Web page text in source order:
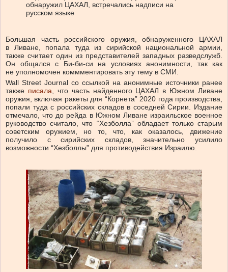
обнаружил ЦАХАЛ, встречались надписи на
русском языке
Большая часть российского оружия, обнаруженного ЦАХАЛ
в Ливане, попала туда из сирийской национальной армии,
также считает один из представителей западных разведслужб.
Он общался с Би-би-си на условиях анонимности, так как
не уполномочен коммментировать эту тему в СМИ.
Wall Street Journal со ссылкой на анонимные источники ранее
также писала , что часть найденного ЦАХАЛ в Южном Ливане
оружия, включая ракеты для “Корнета” 2020 года производства,
попали туда с российских складов в соседней Сирии. Издание
отмечало, что до рейда в Южном Ливане израильское военное
руководство считало, что “Хезболла” обладает только старым
советским оружием, но то, что, как оказалось, движение
получило с сирийских складов, значительно усилило
возможности “Хезболлы” для противодействия Израилю.